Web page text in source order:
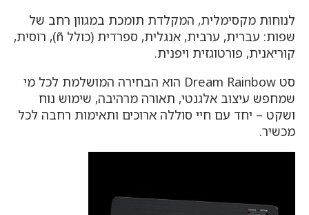
לנוחות מקסימלית, המקלדת תומכת במגוון רחב של
שפות: עברית, ערבית, אנגלית, ספרדית (כולל ñ), רוסית,
קוריאנית, פורטוגזית ויפנית.
סט Dream Rainbow הוא הבחירה המושלמת לכל מי
שמחפש עיצוב אלגנטי, תאורה מרהיבה, שימוש נוח
ושקט – יחד עם חיי סוללה ארוכים ותאימות רחבה לכל
מכשיר.